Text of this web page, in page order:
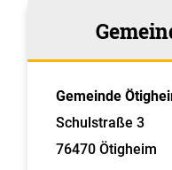
Gemeinde
Schulstraße 3
76470 Ötigheim